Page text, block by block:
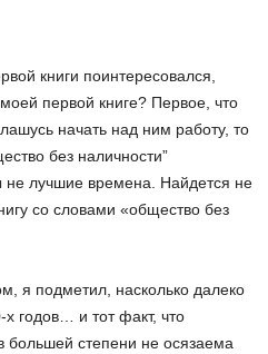
книги поинтересовался,
первой книге? Первое, что
начать над ним работу, то
без наличности”
не лучшие времена. Найдется не
со словами «общество без
я подметил, насколько далеко
годов… и тот факт, что
большей степени не осязаема